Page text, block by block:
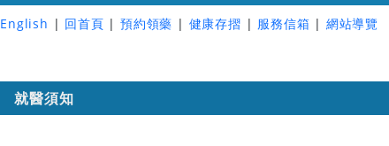
English | 回首頁 | 預約領藥 | 健康存摺 | 服務信箱 | 網站導覽
就醫須知